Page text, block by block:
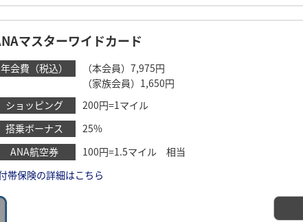
マスターワイドカード
年会費（税込）
（本会員）7,975円
（家族会員）1,650円
ショッピング
200円=1マイル
搭乗ボーナス
25%
ANA航空券
100円=1.5マイル 相当
帯保険の詳細はこちら